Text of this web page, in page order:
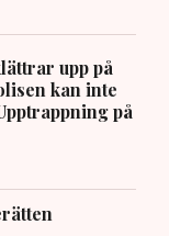
upp på
kan inte
på